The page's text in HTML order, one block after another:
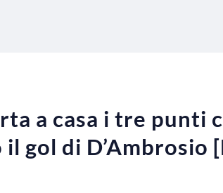
a casa i tre punti
gol di D’Ambrosio